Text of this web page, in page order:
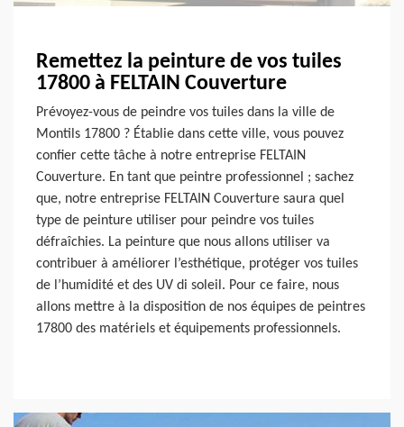
Remettez la peinture de vos tuiles
17800 à FELTAIN Couverture
Prévoyez-vous de peindre vos tuiles dans la ville de
Montils 17800 ? Établie dans cette ville, vous pouvez
confier cette tâche à notre entreprise FELTAIN
Couverture. En tant que peintre professionnel ; sachez
que, notre entreprise FELTAIN Couverture saura quel
type de peinture utiliser pour peindre vos tuiles
défraîchies. La peinture que nous allons utiliser va
contribuer à améliorer l’esthétique, protéger vos tuiles
de l’humidité et des UV di soleil. Pour ce faire, nous
allons mettre à la disposition de nos équipes de peintres
17800 des matériels et équipements professionnels.